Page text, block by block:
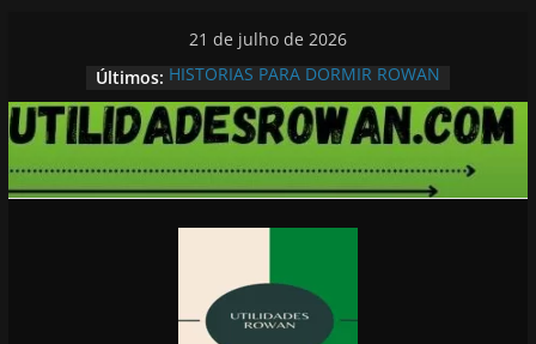
conteúdo
21 de julho de 2026
Últimos: HISTORIAS PARA DORMIR ROWAN